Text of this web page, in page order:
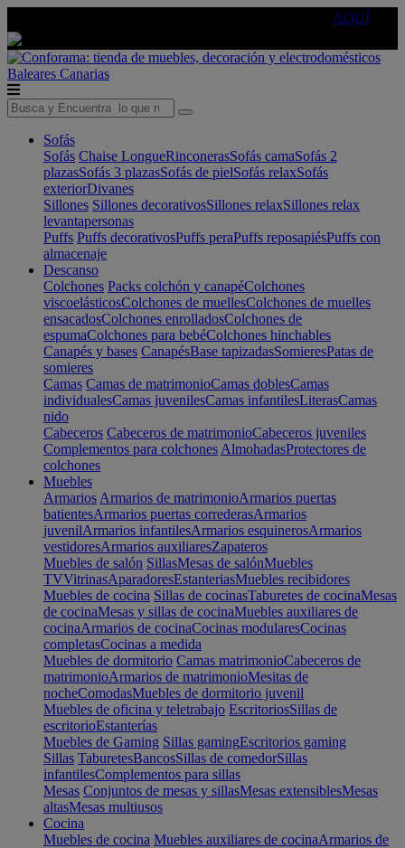
AQUÍ
Baleares Canarias
Sofás
Sofás Chaise LongueRinconerasSofás camaSofás 2
plazasSofás 3 plazasSofás de pielSofás relaxSofás
exteriorDivanes
Sillones Sillones decorativosSillones relaxSillones relax
levantapersonas
Puffs Puffs decorativosPuffs peraPuffs reposapiésPuffs con
almacenaje
Descanso
Colchones Packs colchón y canapéColchones
viscoelásticosColchones de muellesColchones de muelles
ensacadosColchones enrolladosColchones de
espumaColchones para bebéColchones hinchables
Canapés y bases CanapésBase tapizadasSomieresPatas de
somieres
Camas Camas de matrimonioCamas doblesCamas
individualesCamas juvenilesCamas infantilesLiterasCamas
nido
Cabeceros Cabeceros de matrimonioCabeceros juveniles
Complementos para colchones AlmohadasProtectores de
colchones
Muebles
Armarios Armarios de matrimonioArmarios puertas
batientesArmarios puertas correderasArmarios
juvenilArmarios infantilesArmarios esquinerosArmarios
vestidoresArmarios auxiliaresZapateros
Muebles de salón SillasMesas de salónMuebles
TVVitrinasAparadoresEstanteriasMuebles recibidores
Muebles de cocina Sillas de cocinasTaburetes de cocinaMesas
de cocinaMesas y sillas de cocinaMuebles auxiliares de
cocinaArmarios de cocinaCocinas modularesCocinas
completasCocinas a medida
Muebles de dormitorio Camas matrimonioCabeceros de
matrimonioArmarios de matrimonioMesitas de
nocheComodasMuebles de dormitorio juvenil
Muebles de oficina y teletrabajo EscritoriosSillas de
escritorioEstanterías
Muebles de Gaming Sillas gamingEscritorios gaming
Sillas TaburetesBancosSillas de comedorSillas
infantilesComplementos para sillas
Mesas Conjuntos de mesas y sillasMesas extensiblesMesas
altasMesas multiusos
Cocina
Muebles de cocina Muebles auxiliares de cocinaArmarios de